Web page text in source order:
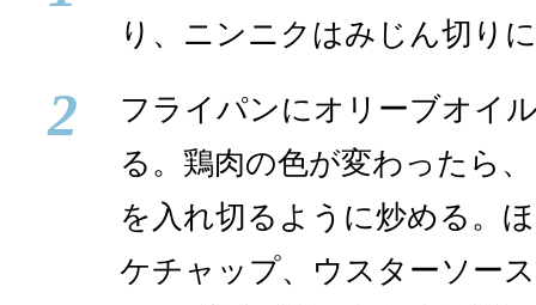
り、ニンニクはみじん切り
2
フライパンにオリーブオイ
る。鶏肉の色が変わったら
を入れ切るように炒める。
ケチャップ、ウスターソー